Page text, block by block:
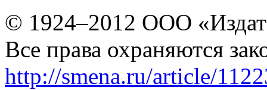
© 1924–2012 ООО
Все права охраняются
http://smena.ru/article/